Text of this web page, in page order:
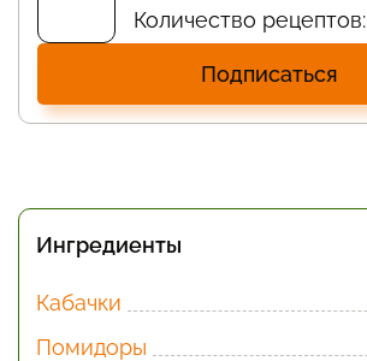
Количество рецептов:
Подписаться
Ингредиенты
Кабачки
Помидоры